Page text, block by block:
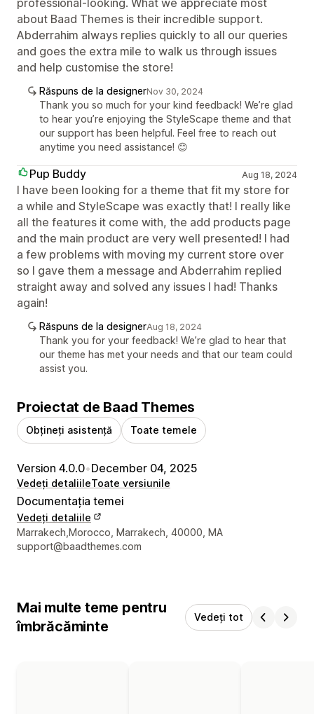
professional-looking. What we appreciate most
about Baad Themes is their incredible support.
Abderrahim always replies quickly to all our queries
and goes the extra mile to walk us through issues
and help customise the store!
Răspuns de la designerNov 30, 2024
Thank you so much for your kind feedback! We’re glad
to hear you’re enjoying the StyleScape theme and that
our support has been helpful. Feel free to reach out
anytime you need assistance! 😊
Pup Buddy Aug 18, 2024
I have been looking for a theme that fit my store for
a while and StyleScape was exactly that! I really like
all the features it come with, the add products page
and the main product are very well presented! I had
a few problems with moving my current store over
so I gave them a message and Abderrahim replied
straight away and solved any issues I had! Thanks
again!
Răspuns de la designerAug 18, 2024
Thank you for your feedback! We’re glad to hear that
our theme has met your needs and that our team could
assist you.
Proiectat de Baad Themes
Obțineți asistență Toate temele
Version 4.0.0•December 04, 2025
Vedeți detaliileToate versiunile
Documentația temei
Vedeți detaliile
Detaliile de contact ale designerului
Marrakech,Morocco, Marrakech, 40000, MA
support@baadthemes.com
Mai multe teme pentru
îmbrăcăminte
Vedeți tot